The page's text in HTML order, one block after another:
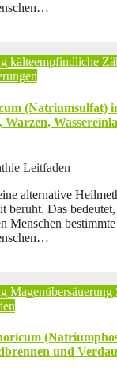
kälteempfindliche
(Natriumsulfat)
Leitfaden
alternative
Das bedeutet,
Menschen
Magenübersäuerung
und